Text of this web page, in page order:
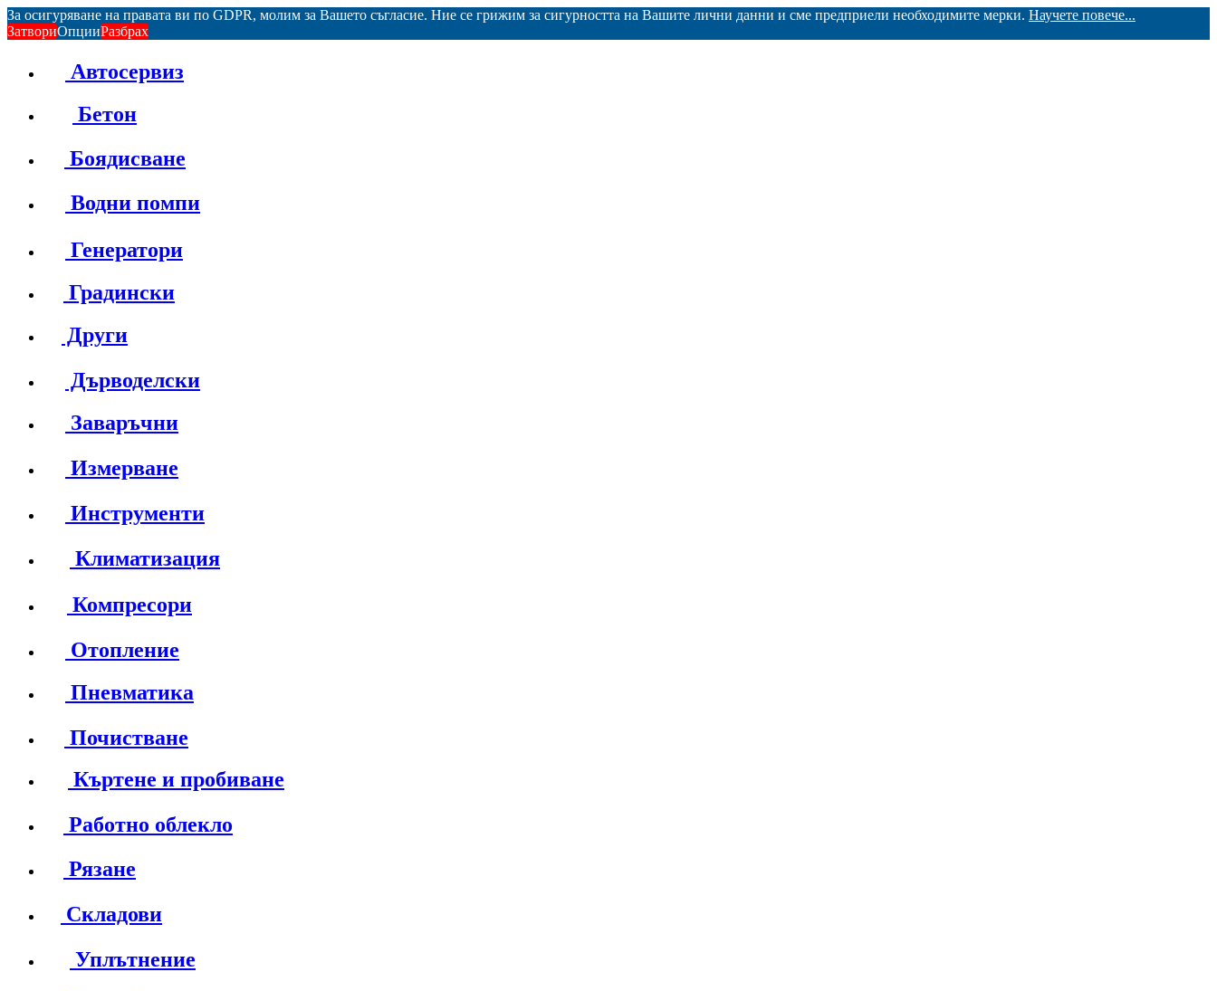
За осигуряване на правата ви по GDPR, молим за Вашето съгласие. Ние се грижим за сигурността на Вашите лични данни и сме предприели необходимите мерки. Научете повече...
ЗатвориОпцииРазбрах
Автосервиз
Бетон
Боядисване
Водни помпи
Генератори
Градински
Други
Дърводелски
Заваръчни
Измерване
Инструменти
Климатизация
Компресори
Отопление
Пневматика
Почистване
Къртене и пробиване
Работно облекло
Рязане
Складови
Уплътнение